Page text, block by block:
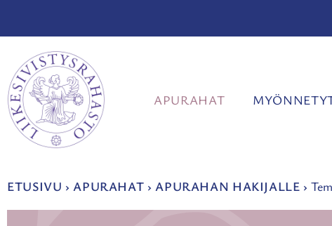
APURAHAT
ETUSIVU ›APURAHAT ›APURAHAN HAKIJALLE ›